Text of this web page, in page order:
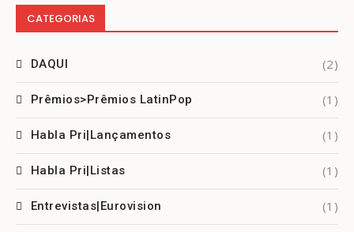
CATEGORIAS
DAQUI (2)
Prêmios>Prêmios LatinPop (1)
Habla Pri|Lançamentos (1)
Habla Pri|Listas (1)
Entrevistas|Eurovision (1)